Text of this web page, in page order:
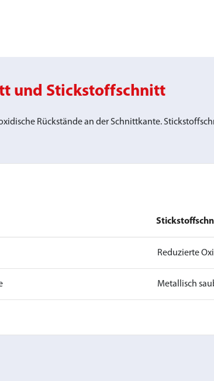
und Stickstoffschnitt
Rückstände an der Schnittkante.
Reduzierte
Metallisch